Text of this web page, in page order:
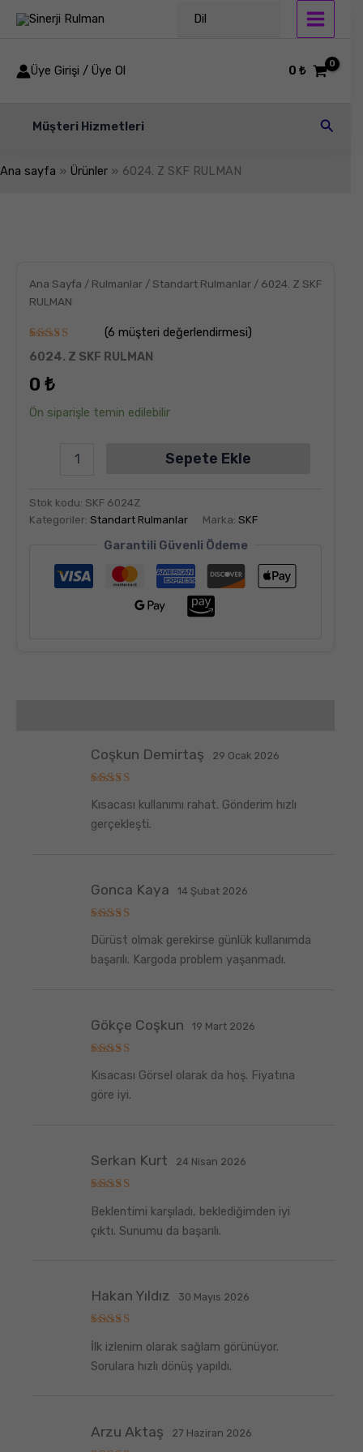
atla
Dil
Üye Girişi / Üye Ol 0₺
Müşteri Hizmetleri Arama
Ana sayfa Ürünler 6024. Z SKF RULMAN
Ana Sayfa / Rulmanlar / Standart Rulmanlar / 6024. Z SKF
RULMAN
6müşteri
puanına
5
5.00puan
aldı
(6 müşteri değerlendirmesi)
6024. Z SKF RULMAN
0 ₺
Ön siparişle temin edilebilir
Sepete Ekle
Stok kodu: SKF 6024Z
Kategoriler: Standart Rulmanlar Marka: SKF
Garantili Güvenli Ödeme
üzerinden
oy aldı
Coşkun Demirtaş 29 Ocak 2026
Kısacası kullanımı rahat. Gönderim hızlı
gerçekleşti.
üzerinden
5
oy aldı
Gonca Kaya 14 Şubat 2026
Dürüst olmak gerekirse günlük kullanımda
başarılı. Kargoda problem yaşanmadı.
üzerinden
oy aldı
Gökçe Coşkun 19 Mart 2026
Kısacası Görsel olarak da hoş. Fiyatına
göre iyi.
üzerinden
oy aldı
Serkan Kurt 24 Nisan 2026
Beklentimi karşıladı, beklediğimden iyi
çıktı. Sunumu da başarılı.
üzerinden
5
oy aldı
Hakan Yıldız 30 Mayıs 2026
İlk izlenim olarak sağlam görünüyor.
Sorulara hızlı dönüş yapıldı.
Arzu Aktaş 27 Haziran 2026